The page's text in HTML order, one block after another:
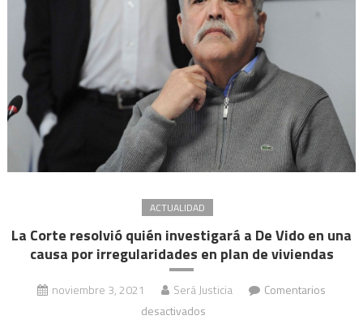
irregularidades
ACTUALIDAD
La Corte resolvió quién investigará a De Vido en una
causa por irregularidades en plan de viviendas
noviembre 3, 2021 Será Justicia
Comentarios
desactivados